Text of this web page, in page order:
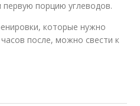
первую порцию углеводов.
которые нужно
после, можно свести к